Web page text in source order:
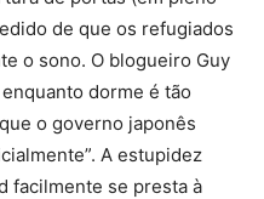
de que os refugiados
o sono. O blogueiro Guy
enquanto dorme é tão
o governo japonês
A estupidez
facilmente se presta à